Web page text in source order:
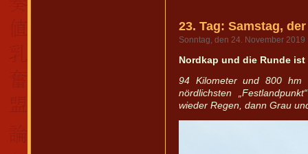
23. Tag: Samstag,
Sonntag, den 24. November 2019
Nordkap und die Runde
94 Kilometer und 800 hm
nördlichsten
wieder Regen, dann Grau